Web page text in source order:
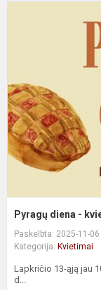
Pyragų diena -
Paskelbta: 2025-11-06
Kategorija: Kvietimai
Lapkričio 13-ąją jau
d...